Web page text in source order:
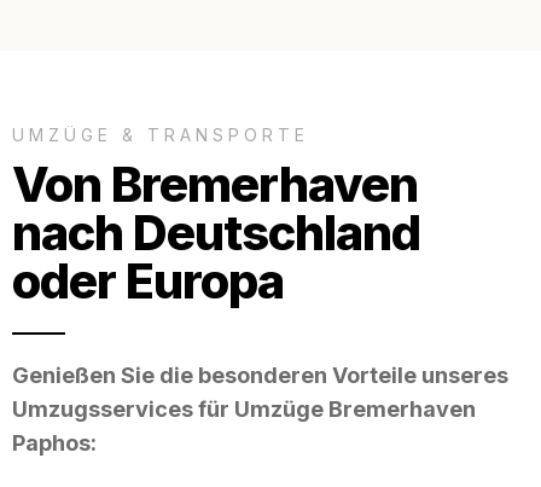
UMZÜGE & TRANSPORTE
Von Bremerhaven
nach Deutschland
oder Europa
Genießen Sie die besonderen Vorteile unseres
Umzugsservices für Umzüge Bremerhaven
Paphos: